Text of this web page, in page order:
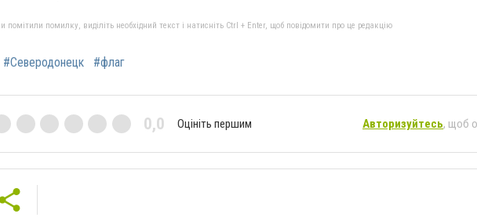
помітили помилку, виділіть необхідний текст і натисніть Ctrl + Enter, щоб повідомити про це редакцію
#Северодонецк #флаг
0,0 Оцініть першим Авторизуйтесь, щоб